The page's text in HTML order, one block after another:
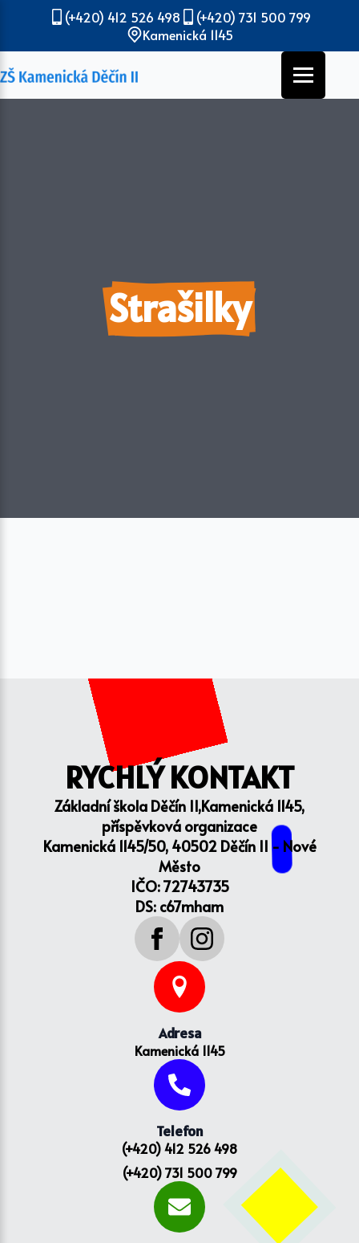
(+420) 412 526 498
(+420) 731 500 799
Kamenická 1145
Strašilky
RYCHLÝ KONTAKT
Základní škola Děčín II,Kamenická 1145,
příspěvková organizace
Kamenická 1145/50, 40502 Děčín II - Nové
Město
IČO: 72743735
DS: c67mham
Adresa
Kamenická 1145
Telefon
(+420) 412 526 498
(+420) 731 500 799